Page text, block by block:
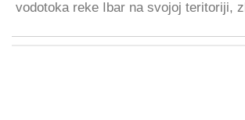
vodotoka reke Ibar na svojoj teritoriji,